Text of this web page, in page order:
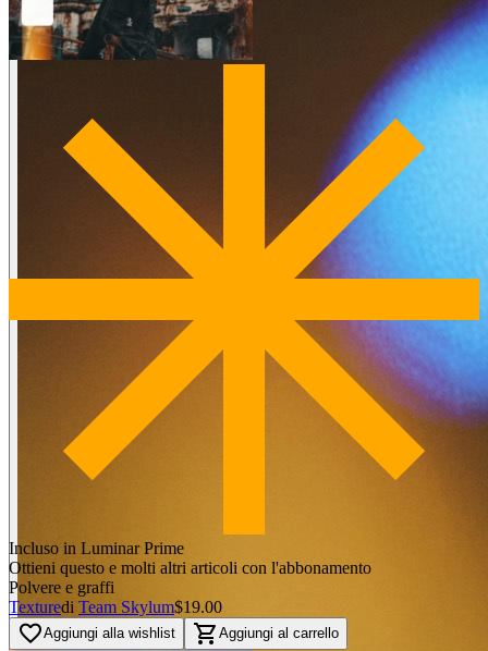
Incluso in Luminar Prime
Ottieni questo e molti altri articoli con l'abbonamento
Polvere e graffi
Texturedi Team Skylum$19.00
favorite_borderAggiungi alla wishlist shopping_cart Aggiungi al carrello